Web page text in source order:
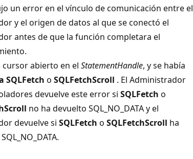
un error en el vínculo de comunicación entre el
y el origen de datos al que se conectó el
antes de que la función completara el
cursor abierto en el StatementHandle, y se había
SQLFetch o SQLFetchScroll . El Administrador
devuelve este error si SQLFetch o
no ha devuelto SQL_NO_DATA y el
devuelve si SQLFetch o SQLFetchScroll ha